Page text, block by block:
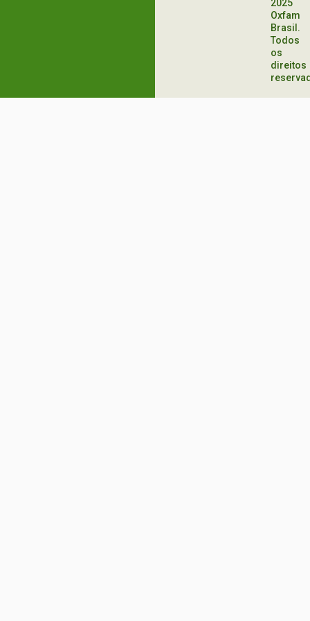
2025
Oxfam
Brasil.
Todos
os
direitos